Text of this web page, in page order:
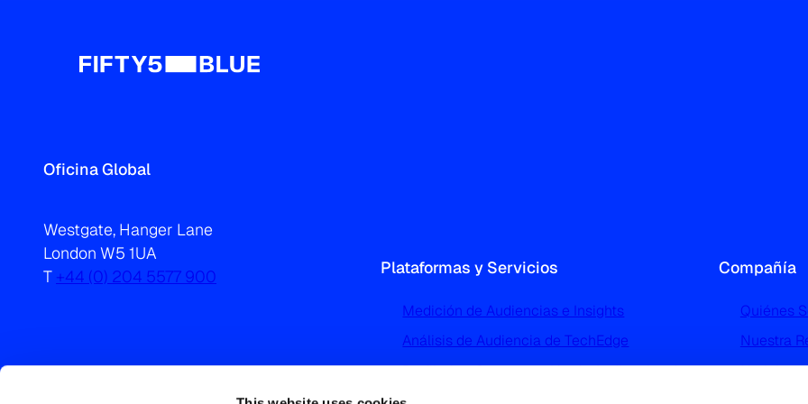
Oficina Global
Westgate, Hanger Lane
London W5 1UA
T +44 (0) 204 5577 900 Plataformas y Servicios
Medición de Audiencias e Insights
Análisis de Audiencia de TechEdge
Perfilado y Segmentación de Audiencias de
Compañía
Quiénes
Nuestra
Noticias y